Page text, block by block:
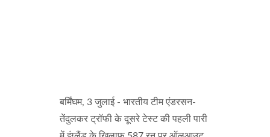
बर्मिंघम, 3 जुलाई - भारतीय टीम एंडरसन-
तेंदुलकर ट्रॉफी के दूसरे टेस्ट की पहली पारी